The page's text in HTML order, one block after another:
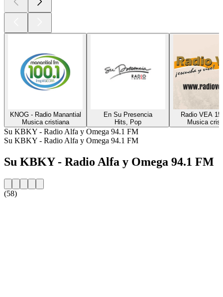
KNOG - Radio Manantial
Musica cristiana
En Su Presencia
Hits, Pop
Radio VEA
Musica
Su KBKY - Radio Alfa y Omega 94.1 FM
Su KBKY - Radio Alfa y Omega 94.1 FM
Su KBKY - Radio Alfa y Omega 94.1 FM
(58)